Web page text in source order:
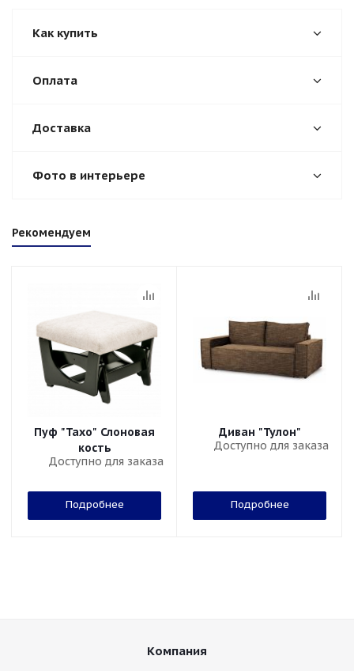
Как купить
Оплата
Доставка
Фото в интерьере
Рекомендуем
Пуф "Тахо" Слоновая
кость
Доступно для заказа
Подробнее
Диван "Тулон"
Доступно для заказа
Подробнее
Компания